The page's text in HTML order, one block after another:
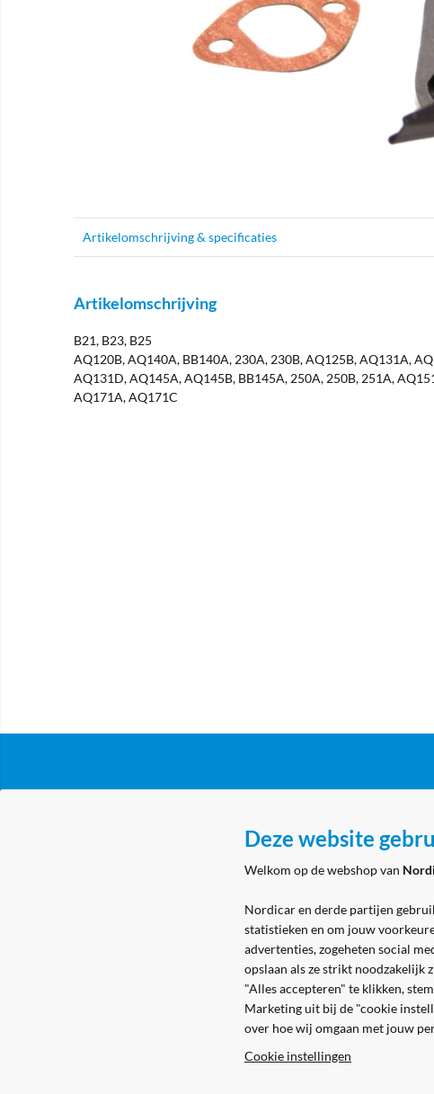
Artikelomschrijving & specificaties
Artikelomschrijving
B21, B23, B25
AQ120B, AQ140A, BB140A, 230A, 230B, AQ125B, AQ131A,
AQ131D, AQ145A, AQ145B, BB145A, 250A, 250B, 251A,
AQ171A, AQ171C
Nordicar
Nordicar
Locatie &
Deze website
Welkom op de webshop van
Nordicar en derde partijen
statistieken en om jouw
advertenties, zogeheten social
opslaan als ze strikt noodzakelijk
"Alles accepteren" te klikken,
Marketing uit bij de "cookie
over hoe wij omgaan met jouw
Cookie instellingen